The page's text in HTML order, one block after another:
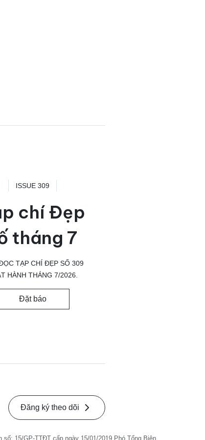
ISSUE 309
chí Đẹp
tháng 7
TẠP CHÍ ĐẸP SỐ 309
HÀNH THÁNG 7/2026.
Đặt báo
Đăng ký theo dõi
15/GP-TTĐT cấp ngày 15/01/2019 Phó Tổng Biên